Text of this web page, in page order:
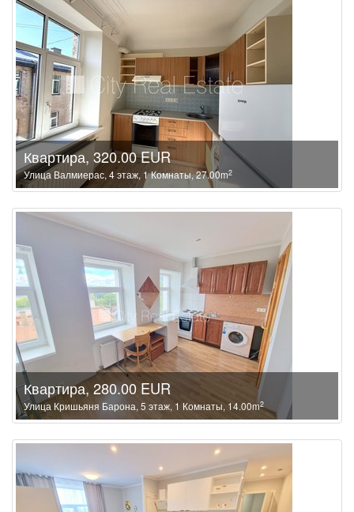
Квартира, 320.00 EUR
Улица Валмиерас, 4 этаж, 1 Комнаты, 27.00m2
Квартира, 280.00 EUR
Улица Кришьяня Барона, 5 этаж, 1 Комнаты, 14.00m2